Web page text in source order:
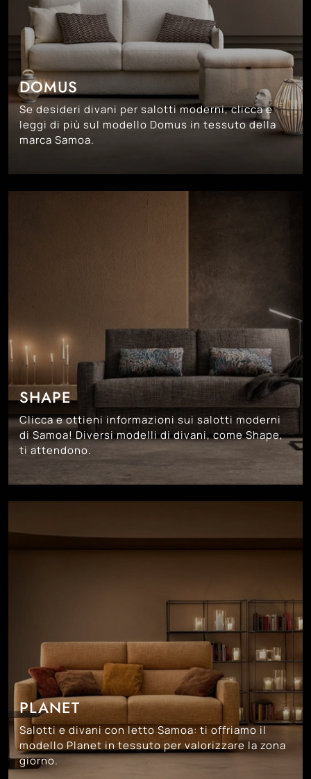
DOMUS
Se desideri divani per salotti moderni, clicca e
leggi di più sul modello Domus in tessuto della
marca Samoa.
SHAPE
Clicca e ottieni informazioni sui salotti moderni
di Samoa! Diversi modelli di divani, come Shape,
ti attendono.
PLANET
Salotti e divani con letto Samoa: ti offriamo il
modello Planet in tessuto per valorizzare la zona
giorno.